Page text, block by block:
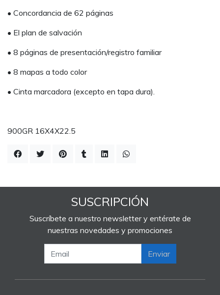
• Concordancia de 62 páginas
• El plan de salvación
• 8 páginas de presentación/registro familiar
• 8 mapas a todo color
• Cinta marcadora (excepto en tapa dura).
900GR 16X4X22.5
SUSCRIPCIÓN
Suscríbete a nuestro newsletter y entérate de
nuestras novedades y promociones
Enviar